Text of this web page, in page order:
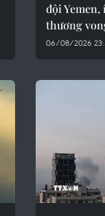
đội
thương
06/08/2026